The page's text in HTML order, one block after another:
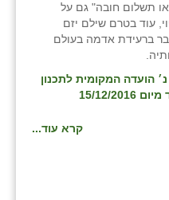
תשלום חובה" גם על
עוד בטרם שילם יזם
ברעידת אדמה בעולם
בע"מ נ׳ הועדה המקומית לתכנון
2016
קרא עוד...